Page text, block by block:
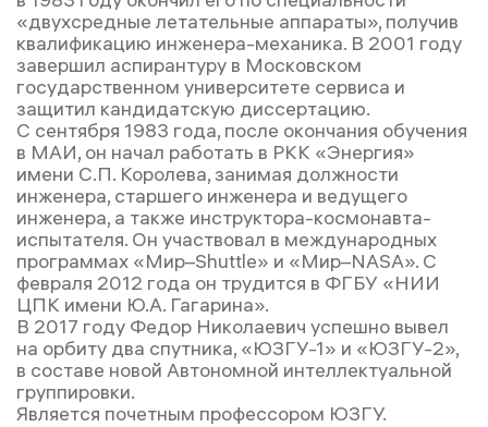
«двухсредные летательные аппараты», получив
квалификацию инженера-механика. В 2001 году
завершил аспирантуру в Московском
государственном университете сервиса и
защитил кандидатскую диссертацию.
С сентября 1983 года, после окончания обучения
в МАИ, он начал работать в РКК «Энергия»
имени С.П. Королева, занимая должности
инженера, старшего инженера и ведущего
инженера, а также инструктора-космонавта-
испытателя. Он участвовал в международных
программах «Мир–Shuttle» и «Мир–NASA». С
февраля 2012 года он трудится в ФГБУ «НИИ
ЦПК имени Ю.А. Гагарина».
В 2017 году Федор Николаевич успешно вывел
на орбиту два спутника, «ЮЗГУ-1» и «ЮЗГУ-2»,
в составе новой Автономной интеллектуальной
группировки.
Является почетным профессором ЮЗГУ.